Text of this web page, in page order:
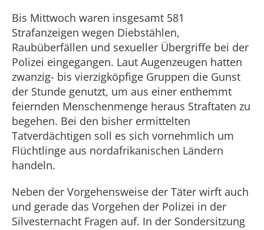
Bis Mittwoch waren insgesamt 581
Strafanzeigen wegen Diebstählen,
Raubüberfällen und sexueller Übergriffe bei der
Polizei eingegangen. Laut Augenzeugen hatten
zwanzig- bis vierzigköpfige Gruppen die Gunst
der Stunde genutzt, um aus einer enthemmt
feiernden Menschenmenge heraus Straftaten zu
begehen. Bei den bisher ermittelten
Tatverdächtigen soll es sich vornehmlich um
Flüchtlinge aus nordafrikanischen Ländern
handeln.
Neben der Vorgehensweise der Täter wirft auch
und gerade das Vorgehen der Polizei in der
Silvesternacht Fragen auf. In der Sondersitzung